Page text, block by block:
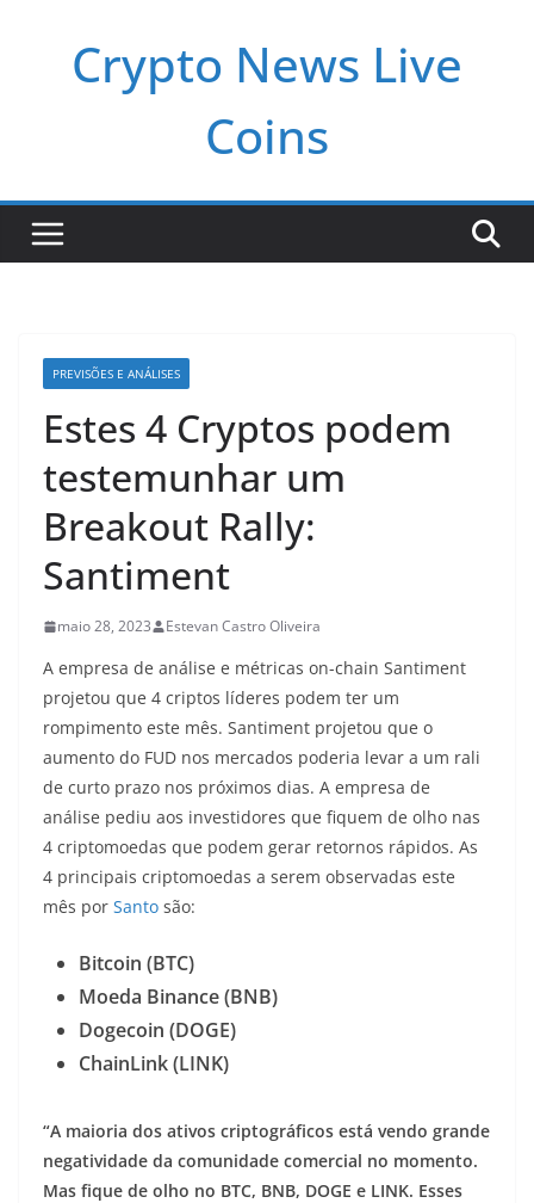
Crypto News Live
Coins
PREVISÕES E ANÁLISES
Estes 4 Cryptos podem
testemunhar um
Breakout Rally:
Santiment
maio 28, 2023 Estevan Castro Oliveira
A empresa de análise e métricas on-chain Santiment
projetou que 4 criptos líderes podem ter um
rompimento este mês. Santiment projetou que o
aumento do FUD nos mercados poderia levar a um rali
de curto prazo nos próximos dias. A empresa de
análise pediu aos investidores que fiquem de olho nas
4 criptomoedas que podem gerar retornos rápidos. As
4 principais criptomoedas a serem observadas este
mês por Santo são:
Bitcoin (BTC)
Moeda Binance (BNB)
Dogecoin (DOGE)
ChainLink (LINK)
“A maioria dos ativos criptográficos está vendo grande
negatividade da comunidade comercial no momento.
Mas fique de olho no BTC, BNB, DOGE e LINK. Esses